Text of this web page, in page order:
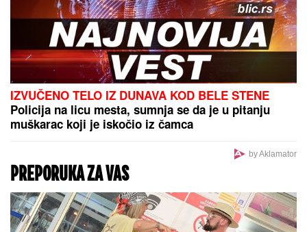
CIRKONIMA, BOSILJČIĆ RAZVEZAO
KRAVATU
tepihom, pa usledio vatromet: Gala
Videnović nakon mnogo vremena u
javnosti (Video)